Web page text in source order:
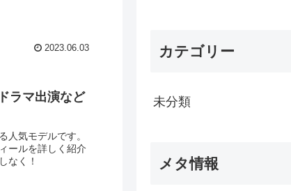
2023.06.03
ラマ出演など
人気モデルです。
ールを詳しく紹介
なく！
カテゴリー
未分類
メタ情報